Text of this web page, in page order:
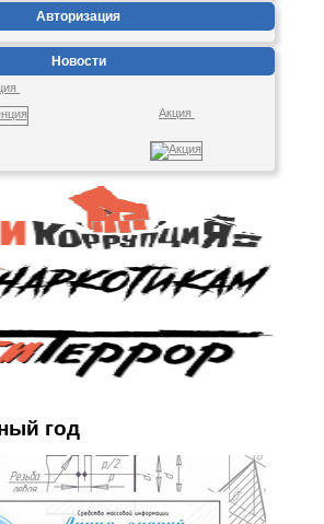
Авторизация
Новости
Акция
год